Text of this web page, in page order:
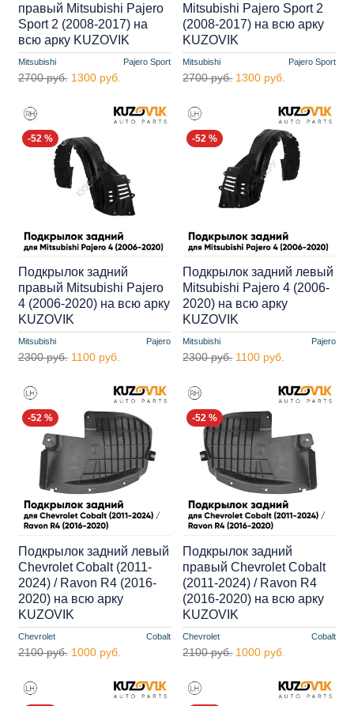
Mitsubishi Pajero Sport
правый Mitsubishi Pajero
Sport 2 (2008-2017) на
всю арку KUZOVIK
2700 руб. 1300 руб.
Mitsubishi Pajero Sport
Mitsubishi Pajero Sport 2
(2008-2017) на всю арку
KUZOVIK
2700 руб. 1300 руб.
-52 %
Mitsubishi Pajero
Подкрылок задний
правый Mitsubishi Pajero
4 (2006-2020) на всю арку
KUZOVIK
2300 руб. 1100 руб.
-52 %
Mitsubishi Pajero
Подкрылок задний левый
Mitsubishi Pajero 4 (2006-
2020) на всю арку
KUZOVIK
2300 руб. 1100 руб.
-52 %
Chevrolet Cobalt
Подкрылок задний левый
Chevrolet Cobalt (2011-
2024) / Ravon R4 (2016-
2020) на всю арку
KUZOVIK
2100 руб. 1000 руб.
-52 %
Chevrolet Cobalt
Подкрылок задний
правый Chevrolet Cobalt
(2011-2024) / Ravon R4
(2016-2020) на всю арку
KUZOVIK
2100 руб. 1000 руб.